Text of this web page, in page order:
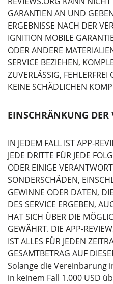
GARANTIEN AN UND
ERGEBNISSE NACH DER
IGNITION MOBILE
ODER ANDERE
SERVICE BEZIEHEN,
ZUVERLÄSSIG, FEHLERFREI
KEINE SCHÄDLICHEN
EINSCHRÄNKUNG DER
IN JEDEM FALL IST APP-
JEDE DRITTE FÜR JEDE
ODER EINIGE
SONDERSCHÄDEN,
GEWINNE ODER DATEN,
DES SERVICE ERGEBEN,
HAT SICH ÜBER DIE
GEWÄHRT. DIE APP-
IST ALLES FÜR JEDEN
GESAMTBETRAG AUF
Solange die Vereinbarung
in keinem Fall 1.000 USD